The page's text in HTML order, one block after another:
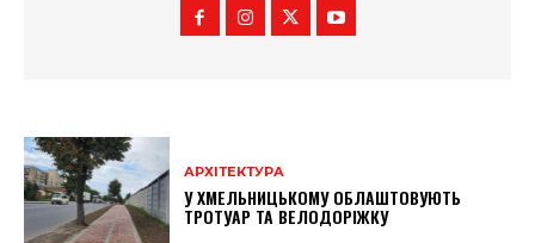
АРХІТЕКТУРА
У ХМЕЛЬНИЦЬКОМУ ОБЛАШТОВУЮТЬ
ТРОТУАР ТА ВЕЛОДОРІЖКУ